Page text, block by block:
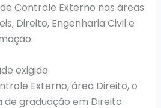
Controle Externo nas áreas
Direito, Engenharia Civil e
exigida
Externo, área Direito, o
de graduação em Direito.